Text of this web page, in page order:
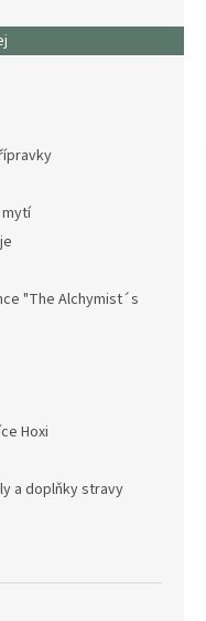
"The Alchymist´s
Hoxi
a doplňky stravy